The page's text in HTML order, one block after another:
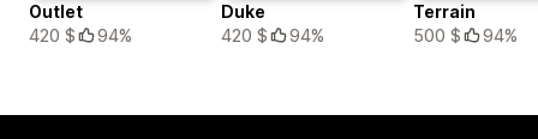
Outlet
420 $
94%
Duke
420 $
94%
Terrain
500 $
94%